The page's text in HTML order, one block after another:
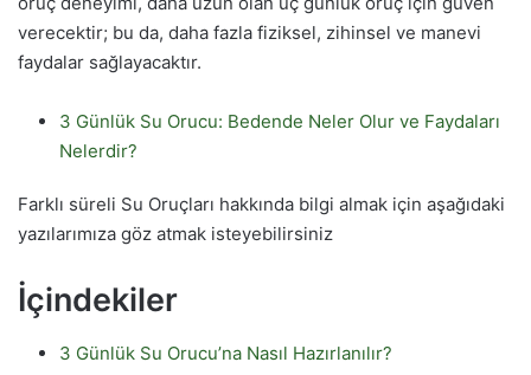
verecektir; bu da, daha fazla fiziksel, zihinsel ve manevi
faydalar sağlayacaktır.
3 Günlük Su Orucu: Bedende Neler Olur ve Faydaları
Nelerdir?
Farklı süreli Su Oruçları hakkında bilgi almak için aşağıdaki
yazılarımıza göz atmak isteyebilirsiniz
İçindekiler
3 Günlük Su Orucu’na Nasıl Hazırlanılır?